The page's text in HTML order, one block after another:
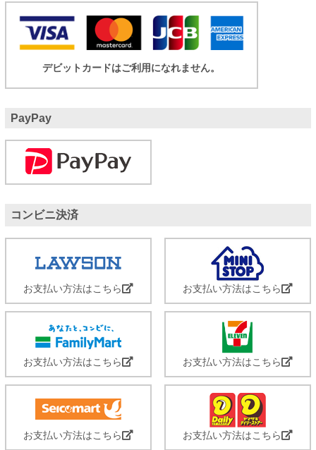
デビットカードはご利用になれません。
PayPay
コンビニ決済
お支払い方法はこちら お支払い方法はこちら
お支払い方法はこちら お支払い方法はこちら
お支払い方法はこちら お支払い方法はこちら